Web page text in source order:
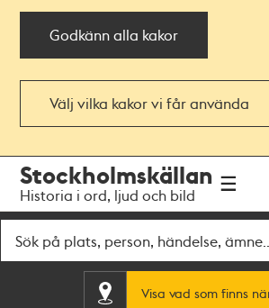
Godkänn alla kakor
Välj vilka kakor vi får använda
navigationen
huvudinnehållet
Stockholmskällan
Historia i ord, ljud och bild
Visa vad som finns